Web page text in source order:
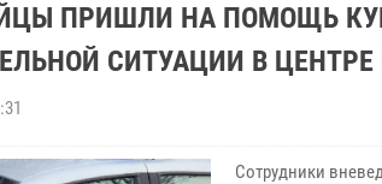
ПРИШЛИ НА ПОМОЩЬ
СИТУАЦИИ В
Сотрудники